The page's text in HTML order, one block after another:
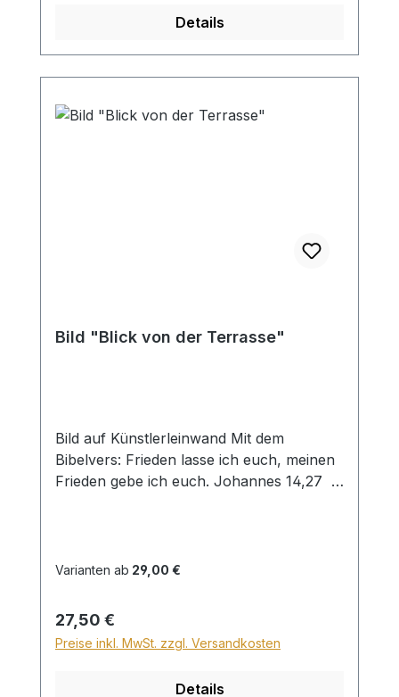
Details
Bild "Blick von der Terrasse"
Bild auf Künstlerleinwand Mit dem
Bibelvers: Frieden lasse ich euch, meinen
Frieden gebe ich euch. Johannes 14,27
Zuschlag für Sperrgut in Höhe von
Ausland beträgt der Sperrgutzuschlag
30€.
Varianten ab 29,00 €
Regulärer Preis:
27,50 €
Preise inkl. MwSt. zzgl. Versandkosten
Details